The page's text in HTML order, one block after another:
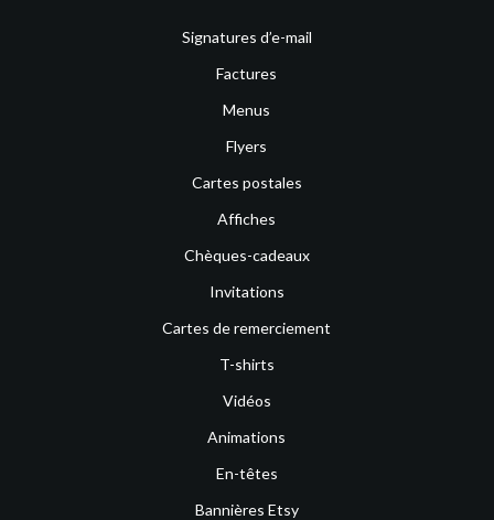
Signatures d’e-mail
Factures
Menus
Flyers
Cartes postales
Affiches
Chèques-cadeaux
Invitations
Cartes de remerciement
T-shirts
Vidéos
Animations
En-têtes
Bannières Etsy